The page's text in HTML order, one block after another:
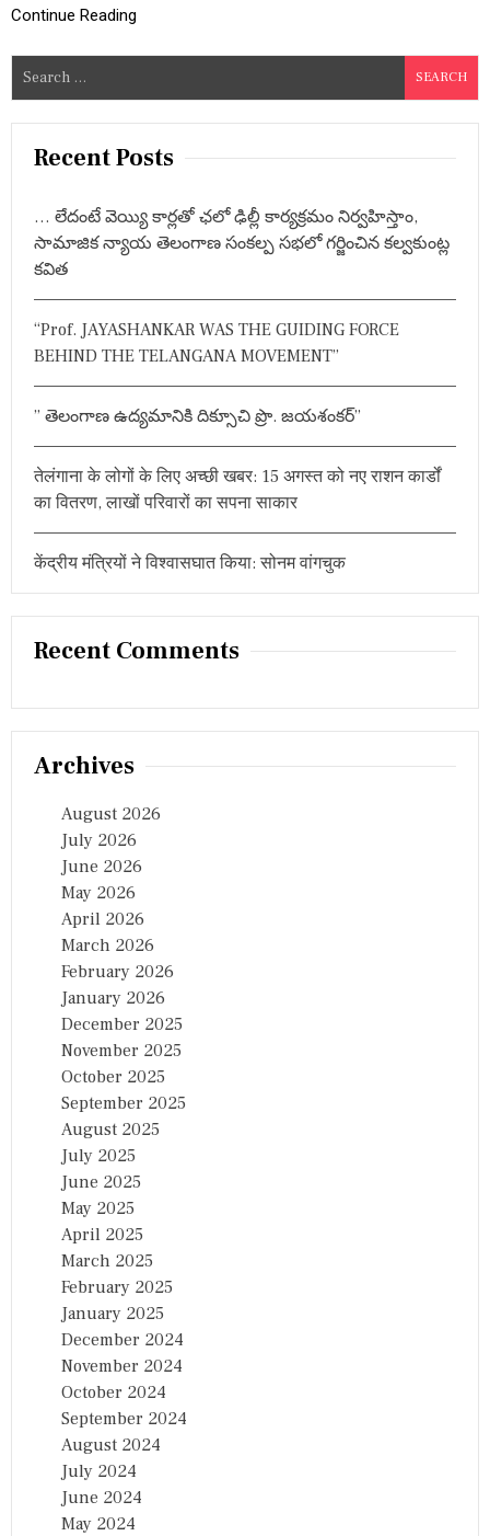
:
सु
म
,
न
में
स
प्र
क
त
र
दौ
र्मी
Continue Reading
a
Recent Posts
… లేదంటే వెయ్యి కార్లతో ఛలో ఢిల్లీ కార్యక్రమం నిర్వహిస్తాం,
సామాజిక న్యాయ తెలంగాణ సంకల్ప సభలో గర్జించిన కల్వకుంట్ల
కవిత
“Prof. JAYASHANKAR WAS THE GUIDING FORCE
BEHIND THE TELANGANA MOVEMENT”
” తెలంగాణ ఉద్యమానికి దిక్సూచి ప్రొ. జయశంకర్”
तेलंगाना के लोगों के लिए अच्छी खबर: 15 अगस्त को नए राशन कार्डों
का वितरण, लाखों परिवारों का सपना साकार
केंद्रीय मंत्रियों ने विश्वासघात किया: सोनम वांगचुक
Recent Comments
Archives
August 2026
July 2026
June 2026
May 2026
April 2026
March 2026
February 2026
January 2026
December 2025
November 2025
October 2025
September 2025
August 2025
July 2025
June 2025
May 2025
April 2025
March 2025
February 2025
January 2025
December 2024
November 2024
October 2024
September 2024
August 2024
July 2024
June 2024
May 2024